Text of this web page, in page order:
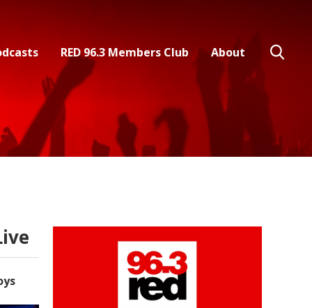
RED 96.3 Members Club About